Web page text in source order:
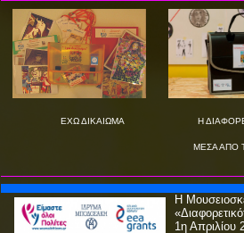
ΕΧΩ ΔΙΚΑΙΩΜΑ Η
ΜΕΣΑ ΑΠΟ
Η
1η Απριλίου